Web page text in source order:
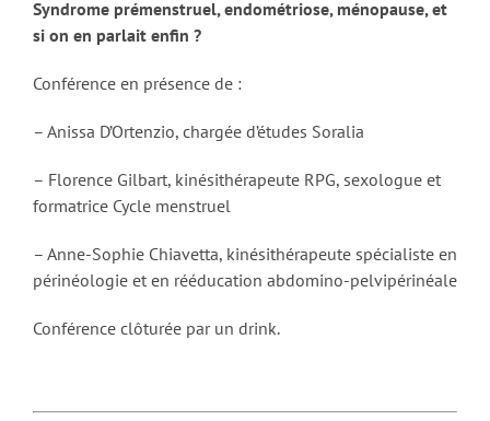
Syndrome prémenstruel, endométriose, ménopause, et
si on en parlait enfin ?
Conférence en présence de :
– Anissa D’Ortenzio, chargée d’études Soralia
– Florence Gilbart, kinésithérapeute RPG, sexologue et
formatrice Cycle menstruel
– Anne-Sophie Chiavetta, kinésithérapeute spécialiste en
périnéologie et en rééducation abdomino-pelvipérinéale
Conférence clôturée par un drink.